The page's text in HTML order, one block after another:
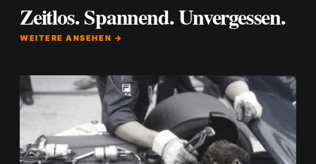
Zeitlos. Spannend. Unvergessen.
WEITERE ANSEHEN →